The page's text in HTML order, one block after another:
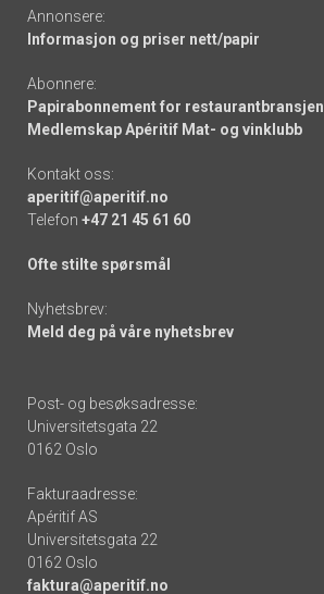
Annonsere:
Informasjon og priser nett/papir
Abonnere:
Papirabonnement for restaurantbransjen
Medlemskap Apéritif Mat- og vinklubb
Kontakt oss:
aperitif@aperitif.no
Telefon +47 21 45 61 60
Ofte stilte spørsmål
Nyhetsbrev:
Meld deg på våre nyhetsbrev
Post- og besøksadresse:
Universitetsgata 22
0162 Oslo
Fakturaadresse:
Apéritif AS
Universitetsgata 22
0162 Oslo
faktura@aperitif.no